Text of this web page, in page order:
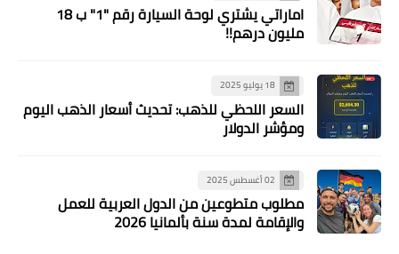
اماراتي يشتري لوحة السيارة رقم "1" ب 18
مليون درهم!!
18 يوليو 2025
السعر اللحظي للذهب: تحديث أسعار الذهب اليوم
ومؤشر الدولار
02 أغسطس 2025
مطلوب متطوعين من الدول العربية للعمل
والإقامة لمدة سنة بألمانيا 2026